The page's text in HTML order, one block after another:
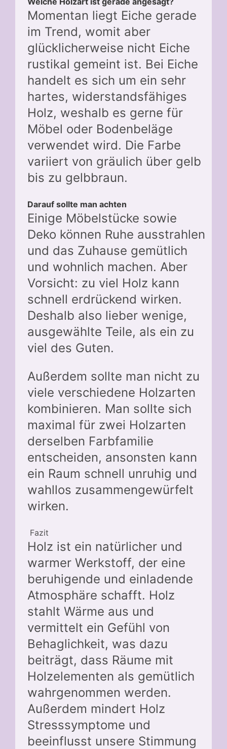
Momentan liegt Eiche gerade
im Trend, womit aber
glücklicherweise nicht Eiche
rustikal gemeint ist. Bei Eiche
handelt es sich um ein sehr
hartes, widerstandsfähiges
Holz, weshalb es gerne für
Möbel oder Bodenbeläge
verwendet wird. Die Farbe
variiert von gräulich über gelb
bis zu gelbbraun.
Darauf sollte man achten
Einige Möbelstücke sowie
Deko können Ruhe ausstrahlen
und das Zuhause gemütlich
und wohnlich machen. Aber
Vorsicht: zu viel Holz kann
schnell erdrückend wirken.
Deshalb also lieber wenige,
ausgewählte Teile, als ein zu
viel des Guten.
Außerdem sollte man nicht zu
viele verschiedene Holzarten
kombinieren. Man sollte sich
maximal für zwei Holzarten
derselben Farbfamilie
entscheiden, ansonsten kann
ein Raum schnell unruhig und
wahllos zusammengewürfelt
wirken.
Fazit
Holz ist ein natürlicher und
warmer Werkstoff, der eine
beruhigende und einladende
Atmosphäre schafft. Holz
stahlt Wärme aus und
vermittelt ein Gefühl von
Behaglichkeit, was dazu
beiträgt, dass Räume mit
Holzelementen als gemütlich
wahrgenommen werden.
Außerdem mindert Holz
Stresssymptome und
beeinflusst unsere Stimmung